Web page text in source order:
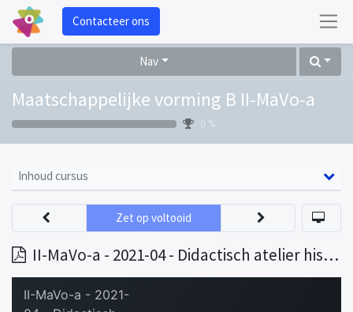
Contacteer ons
Nav
Maatschappelijke vorming B II-MaVo-a
0 %
Inhoud cursus
II-MaVo-a - 2021-04 - Didactisch atelier historische vorming - presentatie
Zet op voltooid